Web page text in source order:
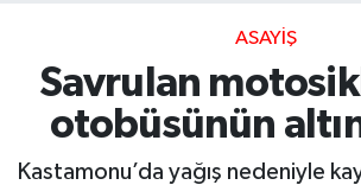
ASAYIŞ
Savrulan
otobüsünün
Kastamonu’da yağış nedeniyle